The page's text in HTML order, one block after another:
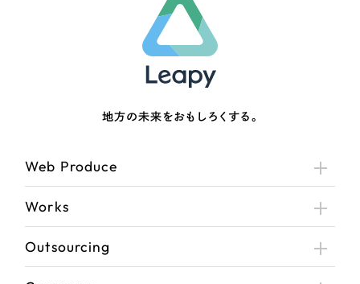
地方の未来をおもしろくする。
Web Produce
Works
Outsourcing